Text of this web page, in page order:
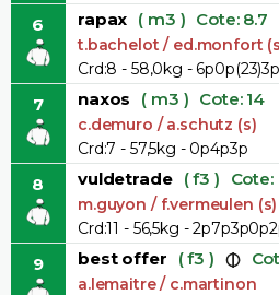
6 rapax ( m3 ) Cote: 8.7
t.bachelot / ed.monfort
Crd:8 - 58,0kg - 6p0p(23)3p
7 naxos ( m3 ) Cote: 14
c.demuro / a.schutz (s)
Crd:7 - 57,5kg - 0p4p3p
8 vuldetrade ( f3 ) Cote:
m.guyon / f.vermeulen (s)
Crd:11 - 56,5kg -
9 best offer ( f3 )
a.lemaitre / c.martinon